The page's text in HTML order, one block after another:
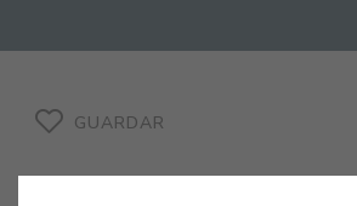
GUARDAR